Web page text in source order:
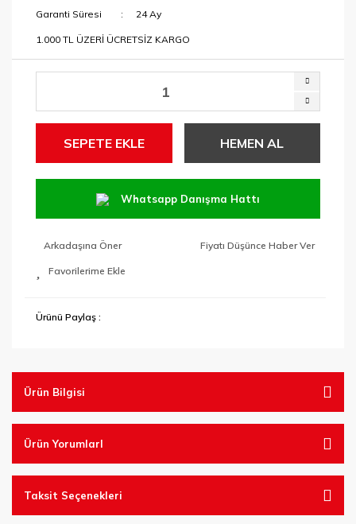
Garanti Süresi
24 Ay
1.000 TL ÜZERİ ÜCRETSİZ KARGO
SEPETE EKLE HEMEN AL
Whatsapp Danışma Hattı
Arkadaşına Öner Fiyatı Düşünce Haber Ver
Ürünü Paylaş :
Ürün Bilgisi
Ürün YorumlarI
Taksit Seçenekleri